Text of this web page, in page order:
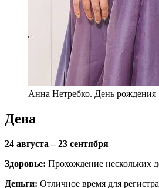
Анна Нетребко. День рождения
Дева
24 августа – 23 сентября
Здоровье: Прохождение нескольких
Деньги: Отличное время для